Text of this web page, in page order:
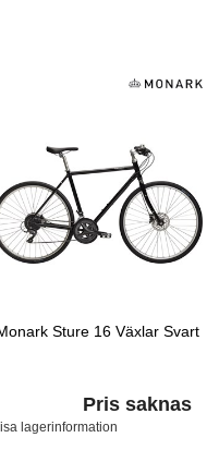
Sture 16 Växlar Svart
Pris saknas
lagerinformation